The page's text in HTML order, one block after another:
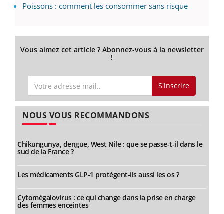
Poissons : comment les consommer sans risque
Vous aimez cet article ? Abonnez-vous à la newsletter
!
S'inscrire
NOUS VOUS RECOMMANDONS
Chikungunya, dengue, West Nile : que se passe-t-il dans le
sud de la France ?
Les médicaments GLP-1 protègent-ils aussi les os ?
Cytomégalovirus : ce qui change dans la prise en charge
des femmes enceintes